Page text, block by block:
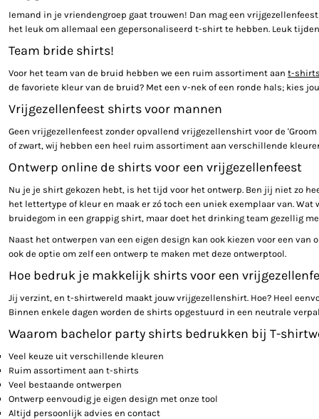
Iemand in je vriendengroep gaat trouwen! Dan mag een
het leuk om allemaal een gepersonaliseerd t-shirt te hebben. Leuk
Team bride shirts!
Voor het team van de bruid hebben we een ruim assortiment aan t-
de favoriete kleur van de bruid? Met een v-nek of een ronde hals; kies
Vrijgezellenfeest shirts voor mannen
Geen vrijgezellenfeest zonder opvallend vrijgezellenshirt voor de
of zwart, wij hebben een heel ruim assortiment aan verschillende
Ontwerp online de shirts voor een vrijgezellenfeest
Nu je je shirt gekozen hebt, is het tijd voor het ontwerp. Ben jij niet zo
het lettertype of kleur en maak er zó toch een uniek exemplaar van.
bruidegom in een grappig shirt, maar doet het drinking team gezellig
Naast het ontwerpen van een eigen design kan ook kiezen voor een
ook de optie om zelf een ontwerp te maken met deze ontwerptool.
Hoe bedruk je makkelijk shirts voor een
Jij verzint, en t-shirtwereld maakt jouw vrijgezellenshirt. Hoe? Heel
Binnen enkele dagen worden de shirts opgestuurd in een neutrale
Waarom bachelor party shirts bedrukken bij T-
Veel keuze uit verschillende kleuren
Ruim assortiment aan t-shirts
Veel bestaande ontwerpen
Ontwerp eenvoudig je eigen design met onze tool
Altijd persoonlijk advies en contact
HELP
TANKTOP BEDRUKT
EXTRA LANGE T-SHIRTS
JASSEN BEDRUKKEN
BIO KATOEN T SHIRT
KLANTEN REACTIE
SHOPPING
MUTSEN BEDRUKKEN
GROTE MATEN T-SHIRT BEDRUKKEN
AANMELDEN
REGISTREER
MANDJE: 0 ITEM